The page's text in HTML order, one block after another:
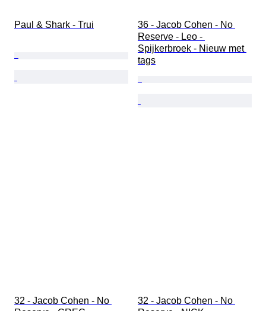
Paul & Shark - Trui
36 - Jacob Cohen - No
Reserve - Leo -
Spijkerbroek - Nieuw met
tags
32 - Jacob Cohen - No
32 - Jacob Cohen - No